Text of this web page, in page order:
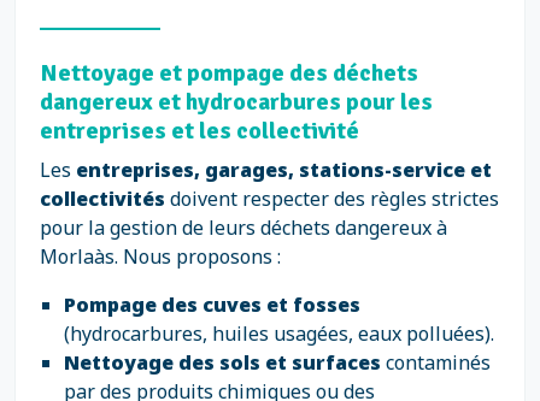
Nettoyage et pompage des déchets
dangereux et hydrocarbures pour les
entreprises et les collectivité
Les entreprises, garages, stations-service et
collectivités doivent respecter des règles strictes
pour la gestion de leurs déchets dangereux à
Morlaàs. Nous proposons :
Pompage des cuves et fosses
(hydrocarbures, huiles usagées, eaux polluées).
Nettoyage des sols et surfaces contaminés
par des produits chimiques ou des